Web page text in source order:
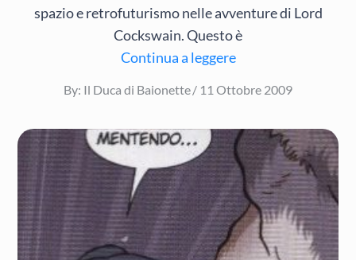
spazio e retrofuturismo nelle avventure di Lord
Cockswain. Questo è
Continua a leggere
By: Il Duca di Baionette
Posted
11 Ottobre 2009